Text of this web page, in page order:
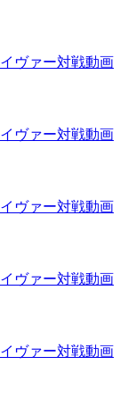
ヴァー対戦動画
ヴァー対戦動画
ヴァー対戦動画
ヴァー対戦動画
ヴァー対戦動画